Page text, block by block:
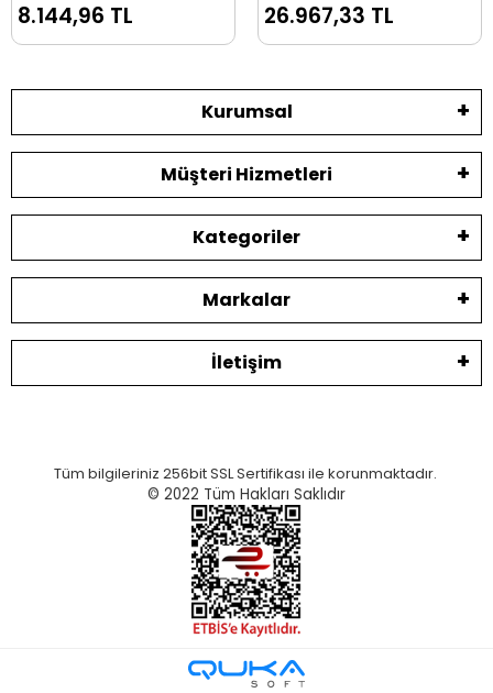
8.144,96 TL 26.967,33 TL
Kurumsal
Müşteri Hizmetleri
Kategoriler
Markalar
İletişim
Tüm bilgileriniz 256bit SSL Sertifikası ile korunmaktadır.
© 2022 Tüm Hakları Saklıdır